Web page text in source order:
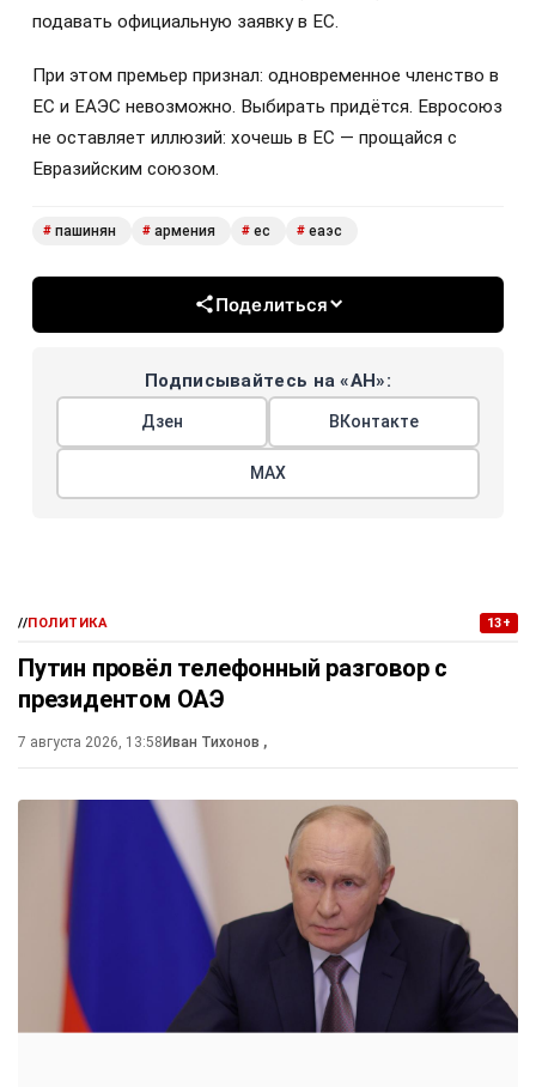
подавать официальную заявку в ЕС.
При этом премьер признал: одновременное членство в
ЕС и ЕАЭС невозможно. Выбирать придётся. Евросоюз
не оставляет иллюзий: хочешь в ЕС — прощайся с
Евразийским союзом.
# пашинян # армения # ес # еаэс
Поделиться
Подписывайтесь на «АН»:
Дзен ВКонтакте
МАХ
//ПОЛИТИКА 13+
Путин провёл телефонный разговор с
президентом ОАЭ
7 августа 2026, 13:58Иван Тихонов ,